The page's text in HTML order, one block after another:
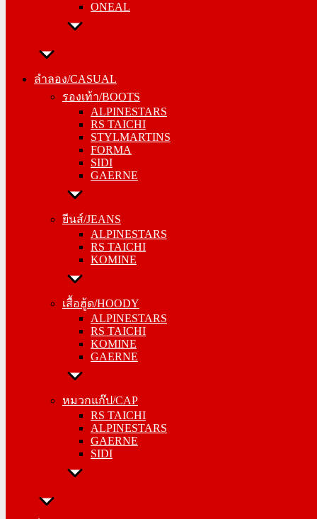
ONEAL
ลำลอง/CASUAL
รองเท้า/BOOTS
ALPINESTARS
RS TAICHI
STYLMARTINS
FORMA
SIDI
GAERNE
ยีนส์/JEANS
ALPINESTARS
RS TAICHI
KOMINE
เสื้อฮู้ด/HOODY
ALPINESTARS
RS TAICHI
KOMINE
GAERNE
หมวกแก๊ป/CAP
RS TAICHI
ALPINESTARS
GAERNE
SIDI
ลำลอง/CASUAL
ALPINESTARS
RS TAICHI
STYLMARTINS
FORMA
SIDI
GAERNE
ยีนส์/JEANS
RS TAICHI
KOMINE
เสื้อฮู้ด/HOODY
RS TAICHI
KOMINE
GAERNE
หมวกแก๊ป/CAP
ALPINESTARS
GAERNE
SIDI
อื่นๆ/ACCESSORIES